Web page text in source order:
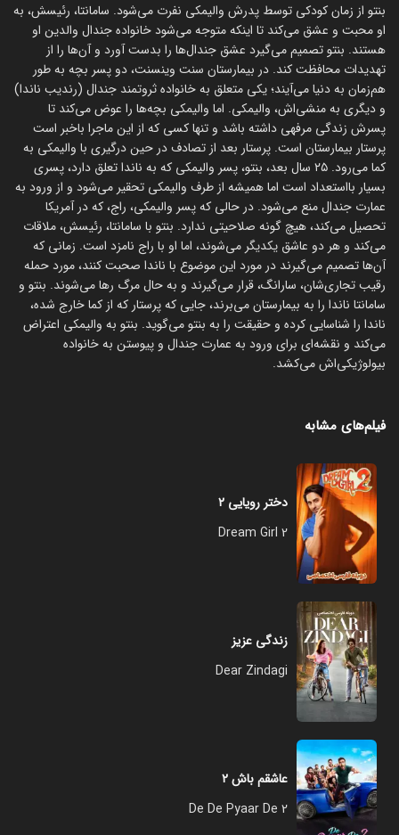
بنتو از زمان کودکی توسط پدرش والیمکی نفرت می‌شود. سامانتا، رئیسش، به
او محبت و عشق می‌کند تا اینکه متوجه می‌شود خانواده جندال والدین او
هستند. بنتو تصمیم می‌گیرد عشق جندال‌ها را بدست آورد و آن‌ها را از
تهدیدات محافظت کند. در بیمارستان سنت وینسنت، دو پسر بچه به طور
هم‌زمان به دنیا می‌آیند؛ یکی متعلق به خانواده ثروتمند جندال (رندیب ناندا)
و دیگری به منشی‌اش، والیمکی. اما والیمکی بچه‌ها را عوض می‌کند تا
پسرش زندگی مرفهی داشته باشد و تنها کسی که از این ماجرا باخبر است
پرستار بیمارستان است. پرستار بعد از تصادف در حین درگیری با والیمکی به
کما می‌رود. ۲۵ سال بعد، بنتو، پسر والیمکی که به ناندا تعلق دارد، پسری
بسیار بااستعداد است اما همیشه از طرف والیمکی تحقیر می‌شود و از ورود به
عمارت جندال منع می‌شود. در حالی که پسر والیمکی، راج، که در آمریکا
تحصیل می‌کند، هیچ گونه صلاحیتی ندارد. بنتو با سامانتا، رئیسش، ملاقات
می‌کند و هر دو عاشق یکدیگر می‌شوند، اما او با راج نامزد است. زمانی که
آن‌ها تصمیم می‌گیرند در مورد این موضوع با ناندا صحبت کنند، مورد حمله
رقیب تجاری‌شان، سارانگ، قرار می‌گیرند و به حال مرگ رها می‌شوند. بنتو و
سامانتا ناندا را به بیمارستان می‌برند، جایی که پرستار که از کما خارج شده،
ناندا را شناسایی کرده و حقیقت را به بنتو می‌گوید. بنتو به والیمکی اعتراض
می‌کند و نقشه‌ای برای ورود به عمارت جندال و پیوستن به خانواده
بیولوژیکی‌اش می‌کشد.
فیلم‌های مشابه
دختر رویایی ۲
Dream Girl 2
زندگی عزیز
Dear Zindagi
عاشقم باش ۲
De De Pyaar De 2